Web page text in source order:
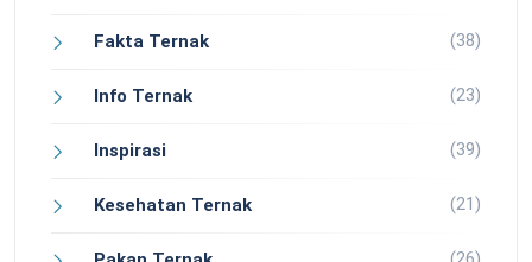
Fakta Ternak (38)
Info Ternak (23)
Inspirasi (39)
Kesehatan Ternak (21)